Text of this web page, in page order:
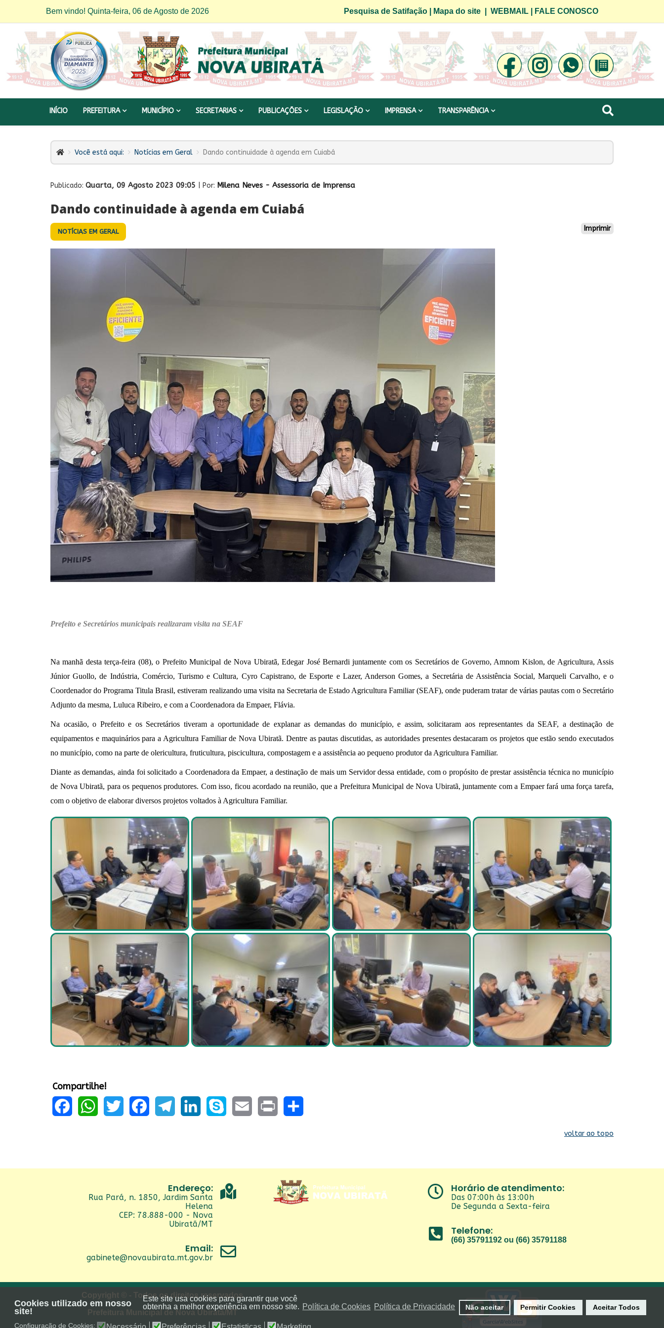
Cookies utilizado em nosso
site!
Este site usa cookies para garantir que você
obtenha a melhor experiência em nosso site. Política de Cookies Política de Privacidade Não aceitar Permitir Cookies Aceitar Todos
Configuração de Cookies:
Bem vindo! Quinta-feira, 06 de Agosto de 2026 Pesquisa de Satifação| Mapa do site| WEBMAIL| FALE CONOSCO
INÍCIO PREFEITURA MUNICÍPIO SECRETARIAS PUBLICAÇÕES LEGISLAÇÃO IMPRENSA TRANSPARÊNCIA
Você está aqui: Notícias em Geral Dando continuidade à agenda em Cuiabá
Publicado: Quarta, 09 Agosto 2023 09:05 | Por: Milena Neves - Assessoria de Imprensa
Dando continuidade à agenda em Cuiabá
NOTÍCIAS EM GERAL Imprimir
Prefeito e Secretários municipais realizaram visita na SEAF
Na manhã desta terça-feira (08), o Prefeito Municipal de Nova Ubiratã, Edegar José Bernardi juntamente com os Secretários de Governo, Amnom Kislon, de Agricultura, Assis
Júnior Guollo, de Indústria, Comércio, Turismo e Cultura, Cyro Capistrano, de Esporte e Lazer, Anderson Gomes, a Secretária de Assistência Social, Marqueli Carvalho, e o
Coordenador do Programa Titula Brasil, estiveram realizando uma visita na Secretaria de Estado Agricultura Familiar (SEAF), onde puderam tratar de várias pautas com o Secretário
Adjunto da mesma, Luluca Ribeiro, e com a Coordenadora da Empaer, Flávia.
Na ocasião, o Prefeito e os Secretários tiveram a oportunidade de explanar as demandas do município, e assim, solicitaram aos representantes da SEAF, a destinação de
equipamentos e maquinários para a Agricultura Familiar de Nova Ubiratã. Dentre as pautas discutidas, as autoridades presentes destacaram os projetos que estão sendo executados
no município, como na parte de olericultura, fruticultura, piscicultura, compostagem e a assistência ao pequeno produtor da Agricultura Familiar.
Diante as demandas, ainda foi solicitado a Coordenadora da Empaer, a destinação de mais um Servidor dessa entidade, com o propósito de prestar assistência técnica no município
de Nova Ubiratã, para os pequenos produtores. Com isso, ficou acordado na reunião, que a Prefeitura Municipal de Nova Ubiratã, juntamente com a Empaer fará uma força tarefa,
com o objetivo de elaborar diversos projetos voltados à Agricultura Familiar.
Compartilhe!
voltar ao topo
Endereço:
Rua Pará, n. 1850, Jardim Santa
Helena
CEP: 78.888-000 - Nova
Ubiratã/MT
Email:
gabinete@novaubirata.mt.gov.br
Horário de atendimento:
Das 07:00h às 13:00h
De Segunda a Sexta-feira
Telefone:
(66) 35791192 ou (66) 35791188
Copyright © - Todos os direitos reservados
Prefeitura Municipal de Nova Ubiratã/MT